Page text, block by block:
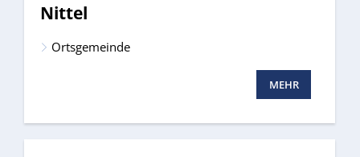
Nittel
Ortsgemeinde
MEHR